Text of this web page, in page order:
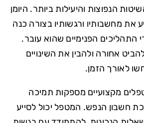
הנפוצות והיעילות ביותר. היומן
את מחשבותיו ורגשותיו בצורה כנה
התהליכים הפנימיים שהוא עובר.
אחורה ולהבין את השינויים
לאורך הזמן.
מקצועיים מספקות תמיכה
חשבון הנפש. המטפל יכול לסייע